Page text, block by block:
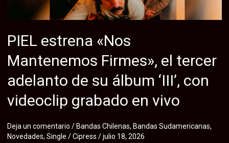
lanzamiento
de
versión
2026
su
hit
PIEL estrena «Nos
Mantenemos Firmes», el tercer
adelanto de su álbum ‘III’, con
videoclip grabado en vivo
Deja un comentario / Bandas Chilenas, Bandas Sudamericanas,
Novedades, Single /Cipress /julio 18, 2026